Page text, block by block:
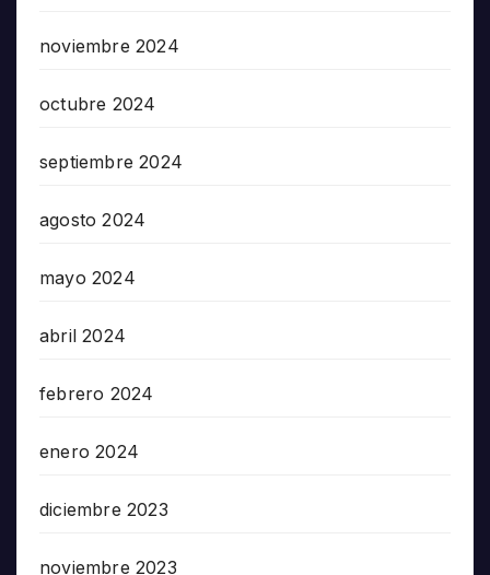
noviembre 2024
octubre 2024
septiembre 2024
agosto 2024
mayo 2024
abril 2024
febrero 2024
enero 2024
diciembre 2023
noviembre 2023